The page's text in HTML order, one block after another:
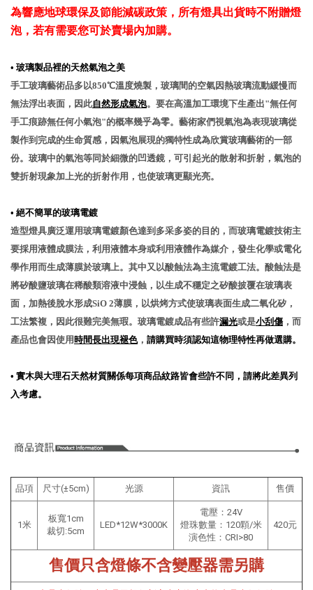
為響應地球環保及節能減碳政策，所有燈具出貨時不附贈燈
泡，若有需要您可於賣場內加購。
• 玻璃製品裡的天然氣泡之美
手工玻璃藝術品多以850℃溫度燒製，玻璃間的空氣因熱玻璃流動緩慢而
無法浮出表面，因此自然形成氣泡。要在高溫加工環境下生產出"無任何
手工痕跡無任何小氣泡"的概率幾乎為零。藝術家們視氣泡為表現玻璃從
製作到完成的生命質感，因氣泡展現的獨特性成為欣賞玻璃藝術的一部
份。玻璃中的氣泡等同於細微的凹透鏡，可引起光的散射和折射，氣泡的
雙折射現象加上光的折射作用，也使玻璃更顯光亮。
• 絕不簡單的玻璃電鍍
造型燈具廣泛運用玻璃電鍍顏色達到多采多姿的目的，而玻璃電鍍技術主
要採用液體成膜法，利用液體本身或利用液體作為媒介，發生化學或電化
學作用而生成薄膜於玻璃上。其中又以酸蝕法為主流電鍍工法。酸蝕法是
將矽酸鹽玻璃在稀酸類溶液中浸蝕，以生成不穩定之矽酸披覆在玻璃表
面，加熱後脫水形成SiO 2薄膜，以烘烤方式使玻璃表面生成二氧化矽，
工法繁複，因此很難完美無瑕。玻璃電鍍成品有些許漏光或是小刮傷 ，而
產品也會因使用時間長出現褪色， 請購買時須認知這物理特性再做選購。
• 實木與大理石天然材質關係每項商品紋路皆會些許不同，請將此差異列
入考慮。
品項 尺寸(±5cm) 光源 資訊 售價
1米
板寬1cm
裁切:5cm
LED*12W*3000K
電壓 ： 24V
燈珠數量：120顆/米
演色性：CRI>80
420元
售價只含燈條不含變壓器需另購